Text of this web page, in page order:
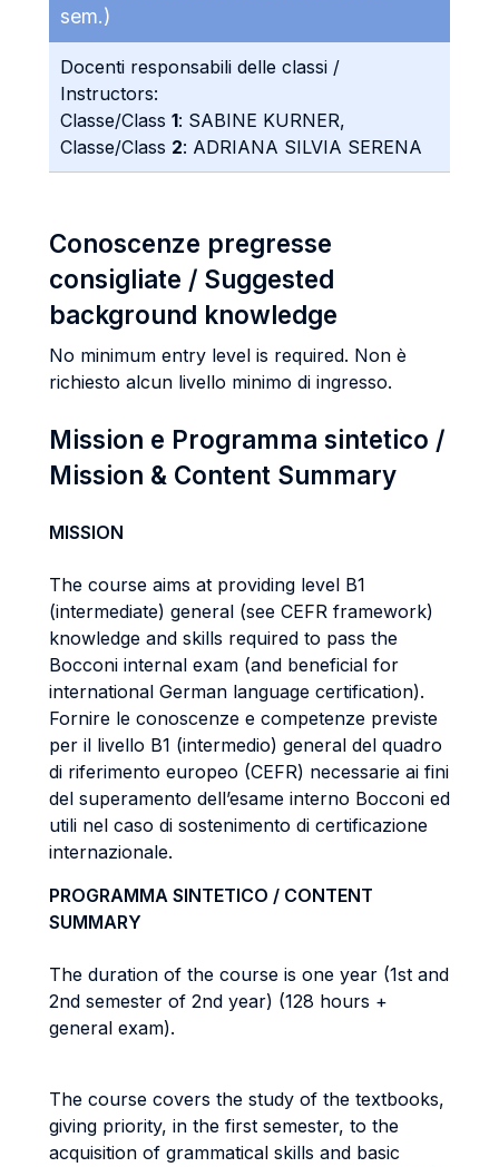
sem.)
Docenti responsabili delle classi /
Instructors:
Classe/Class 1: SABINE KURNER,
Classe/Class 2: ADRIANA SILVIA SERENA
Conoscenze pregresse
consigliate / Suggested
background knowledge
No minimum entry level is required. Non è
richiesto alcun livello minimo di ingresso.
Mission e Programma sintetico /
Mission & Content Summary
MISSION
The course aims at providing level B1
(intermediate) general (see CEFR framework)
knowledge and skills required to pass the
Bocconi internal exam (and beneficial for
international German language certification).
Fornire le conoscenze e competenze previste
per il livello B1 (intermedio) general del quadro
di riferimento europeo (CEFR) necessarie ai fini
del superamento dell’esame interno Bocconi ed
utili nel caso di sostenimento di certificazione
internazionale.
PROGRAMMA SINTETICO / CONTENT
SUMMARY
The duration of the course is one year (1st and
2nd semester of 2nd year) (128 hours +
general exam).
The course covers the study of the textbooks,
giving priority, in the first semester, to the
acquisition of grammatical skills and basic